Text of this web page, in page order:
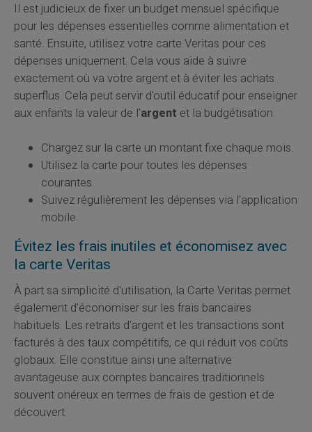
Il est judicieux de fixer un budget mensuel spécifique
pour les dépenses essentielles comme alimentation et
santé. Ensuite, utilisez votre carte Veritas pour ces
dépenses uniquement. Cela vous aide à suivre
exactement où va votre argent et à éviter les achats
superflus. Cela peut servir d'outil éducatif pour enseigner
aux enfants la valeur de l'argent et la budgétisation.
Chargez sur la carte un montant fixe chaque mois.
Utilisez la carte pour toutes les dépenses
courantes.
Suivez régulièrement les dépenses via l'application
mobile.
Évitez les frais inutiles et économisez avec
la carte Veritas
À part sa simplicité d'utilisation, la Carte Veritas permet
également d'économiser sur les frais bancaires
habituels. Les retraits d'argent et les transactions sont
facturés à des taux compétitifs, ce qui réduit vos coûts
globaux. Elle constitue ainsi une alternative
avantageuse aux comptes bancaires traditionnels
souvent onéreux en termes de frais de gestion et de
découvert.